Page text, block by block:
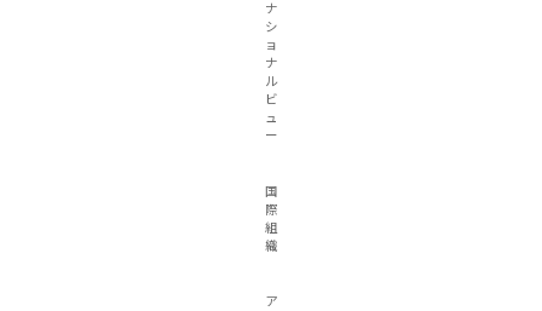
ナ
シ
ョ
ナ
ル
ビ
ュ
ー
国
際
組
織
ア